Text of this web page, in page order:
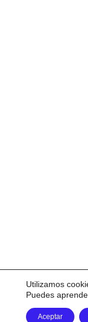
Utilizamos
Puedes
Aceptar